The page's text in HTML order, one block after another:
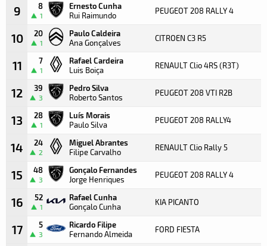
9 8
1
Ernesto Cunha
Rui Raimundo PEUGEOT 208 RALLY 4
10 20
1
Paulo Caldeira
Ana Gonçalves CITROEN C3 R5
11 7
1
Rafael Cardeira
Luis Boiça RENAULT Clio 4RS (R3T)
12 39
3
Pedro Silva
Roberto Santos PEUGEOT 208 VTI R2B
13 28
1
Luís Morais
Paulo Silva PEUGEOT 208 RALLY4
14 24
2
Miguel Abrantes
Filipe Carvalho RENAULT Clio Rally 5
15 48
3
Gonçalo Fernandes
Jorge Henriques PEUGEOT 208 RALLY 4
16 52
1
Rafael Cunha
Gonçalo Cunha KIA PICANTO
17 5
3
Ricardo Filipe
Fernando Almeida FORD FIESTA